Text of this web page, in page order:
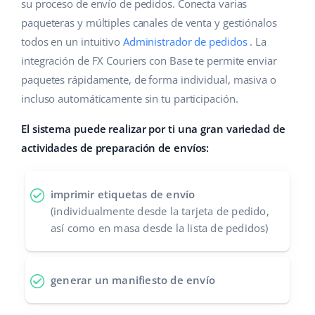
Gestión de envíos
Automatizaciones
Base Connect
IA para e-commerce
Hogar y jardinería
Productos infantiles
Electrónica
Piezas de automóviles
Supermercado
Moda
Ayuda
Base Academy
Implementación de sistemas
Calculadora de beneficios
Cooperación y socios
english (GB)
english (IN)
deutsch
español (AR)
Italiano
su proceso de envío de pedidos. Conecta varias
paqueteras y múltiples canales de venta y gestiónalos
todos en un intuitivo Administrador de pedidos. La
integración de FX Couriers con Base te permite enviar
paquetes rápidamente, de forma individual, masiva o
incluso automáticamente sin tu participación.
El sistema puede realizar por ti una gran variedad de
actividades de preparación de envíos:
imprimir etiquetas de envío
(individualmente desde la tarjeta de pedido,
así como en masa desde la lista de pedidos)
generar un manifiesto de envío